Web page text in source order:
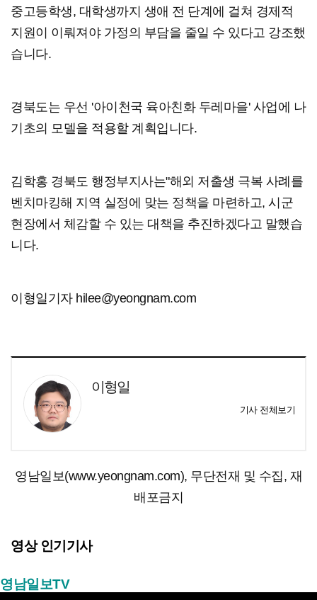
중고등학생, 대학생까지 생애 전 단계에 걸쳐 경제적
지원이 이뤄져야 가정의 부담을 줄일 수 있다고 강조했
습니다.
경북도는 우선 '아이천국 육아친화 두레마을' 사업에 나
기초의 모델을 적용할 계획입니다.
김학홍 경북도 행정부지사는"해외 저출생 극복 사례를
벤치마킹해 지역 실정에 맞는 정책을 마련하고, 시군
현장에서 체감할 수 있는 대책을 추진하겠다고 말했습
니다.
이형일기자 hilee@yeongnam.com
이형일
기사 전체보기
영남일보(www.yeongnam.com), 무단전재 및 수집, 재
배포금지
영상 인기기사
영남일보TV